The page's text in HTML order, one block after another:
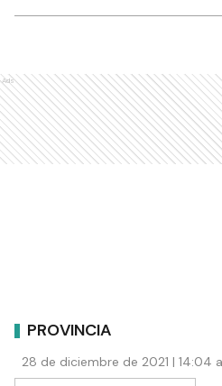
Ads
PROVINCIA
28 de diciembre de 2021 | 14:04